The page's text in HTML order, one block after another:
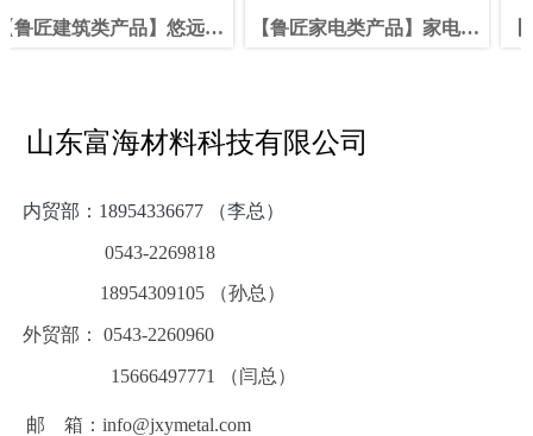
【鲁匠家电类产品】家电板
【鲁匠特殊用途类产品】特
山东富海材料科技有限公司
内贸部： 18954336677 （李总）
0543-2269818
18954309105 （孙总）
外贸部： 0543-2260960
15666497771 （闫总）
邮 箱：info@jxymetal.com